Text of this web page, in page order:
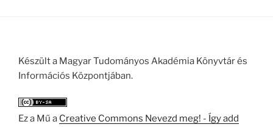
Készült a Magyar Tudományos Akadémia Könyvtár és
Információs Központjában.
Ez a Mű a Creative Commons Nevezd meg! - Így add